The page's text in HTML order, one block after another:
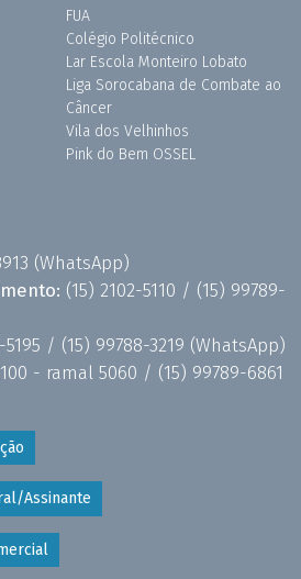
FUA
Colégio Politécnico
Lar Escola Monteiro Lobato
Liga Sorocabana de Combate ao
Câncer
Vila dos Velhinhos
Pink do Bem OSSEL
(WhatsApp)
(15) 2102-5110 / (15) 99789-
5195 / (15) 99788-3219 (WhatsApp)
- ramal 5060 / (15) 99789-6861
Assinante